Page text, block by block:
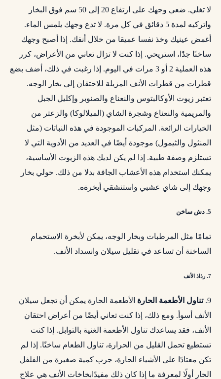
لا تغلي. ضعي وجهك على ارتفاع 20 إلى 50 سم فوق البخار
واتركيه لمدة 5 دقائق في كل مرة. لا تدع وجهك يلمس الماء.
أغمض عينيك وخذ نفسا عميقا من خلال أنفك. إذا أصبح وجهك
ساخنًا جدًا، استريحي. إذا كنت لا تزال تعاني من الأعراض، كرر
هذه العملية 2 أو 3 مرات في اليوم. إذا رغبت في ذلك، أضف بضع
قطرات من قطرات الأنف المزيلة للاحتقان إلى بخار الوجه.
تعتبر زيوت الأوكالبتوس والنعناع والصنوبر وإكليل الجبل
والمريمية والنعناع وشجرة الشاي (الميلالوكا) والزعتر من
الخيارات الرائعة. المركبات الموجودة في هذه النباتات (مثل
المنثول والثيمول) موجودة أيضًا في العديد من الأدوية التي لا
تستلزم وصفة طبية. إذا لم يكن لديك هذه الزيوت الأساسية،
يمكنك استخدام هذه الأعشاب الجافة بدلا من ذلك. حولي بخار
وجهك إلى شاي عشبي واستنشقي أبخرةه.
5. دش ساخن
تمامًا مثل المرطبات وبخار الوجه، يمكن لأبخرة الاستحمام
الساخنة أن تساعد في تقليل سيلان وانسداد الأنف.
7. رذاذ الأنف
9. تناول الأطعمة الحارة الأطعمة الحارة يمكن أن تجعل سيلان
الأنف أسوأ. ومع ذلك، إذا كنت تعاني أيضًا من أعراض احتقان
الأنف، فقد يساعدك تناول الأطعمة الغنية بالتوابل. إذا كنت
تستطيع تحمل القليل من الحرارة، تناول الطعام ساخنًا. إذا لم
تكن معتادًا على الأشياء الحارة، جرب كمية صغيرة من الفلفل
الحار أولًا لمعرفة ما إذا كان ذلك مفيدًابخاخات الأنف هي علاج